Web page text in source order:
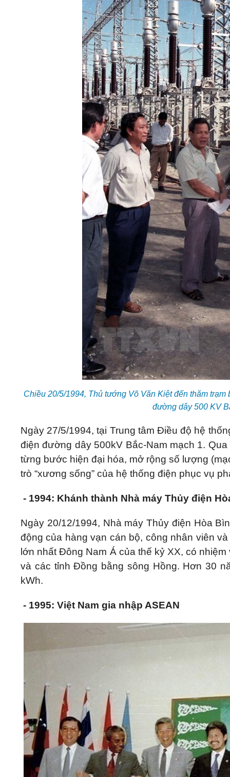
Chiều 20/5/1994, Thủ tướng Võ Văn Kiệt đến thăm
đường dây 500 KV
Ngày 27/5/1994, tại Trung tâm Điều độ hệ
điện đường dây 500kV Bắc-Nam mạch 1.
từng bước hiện đại hóa, mở rộng số lượng
trò “xương sống” của hệ thống điện phục vụ
- 1994: Khánh thành Nhà máy Thủy điện
Ngày 20/12/1994, Nhà máy Thủy điện Hòa
động của hàng vạn cán bộ, công nhân viên
lớn nhất Đông Nam Á của thế kỷ XX, có
và các tỉnh Đồng bằng sông Hồng. Hơn 30
kWh.
- 1995: Việt Nam gia nhập ASEAN